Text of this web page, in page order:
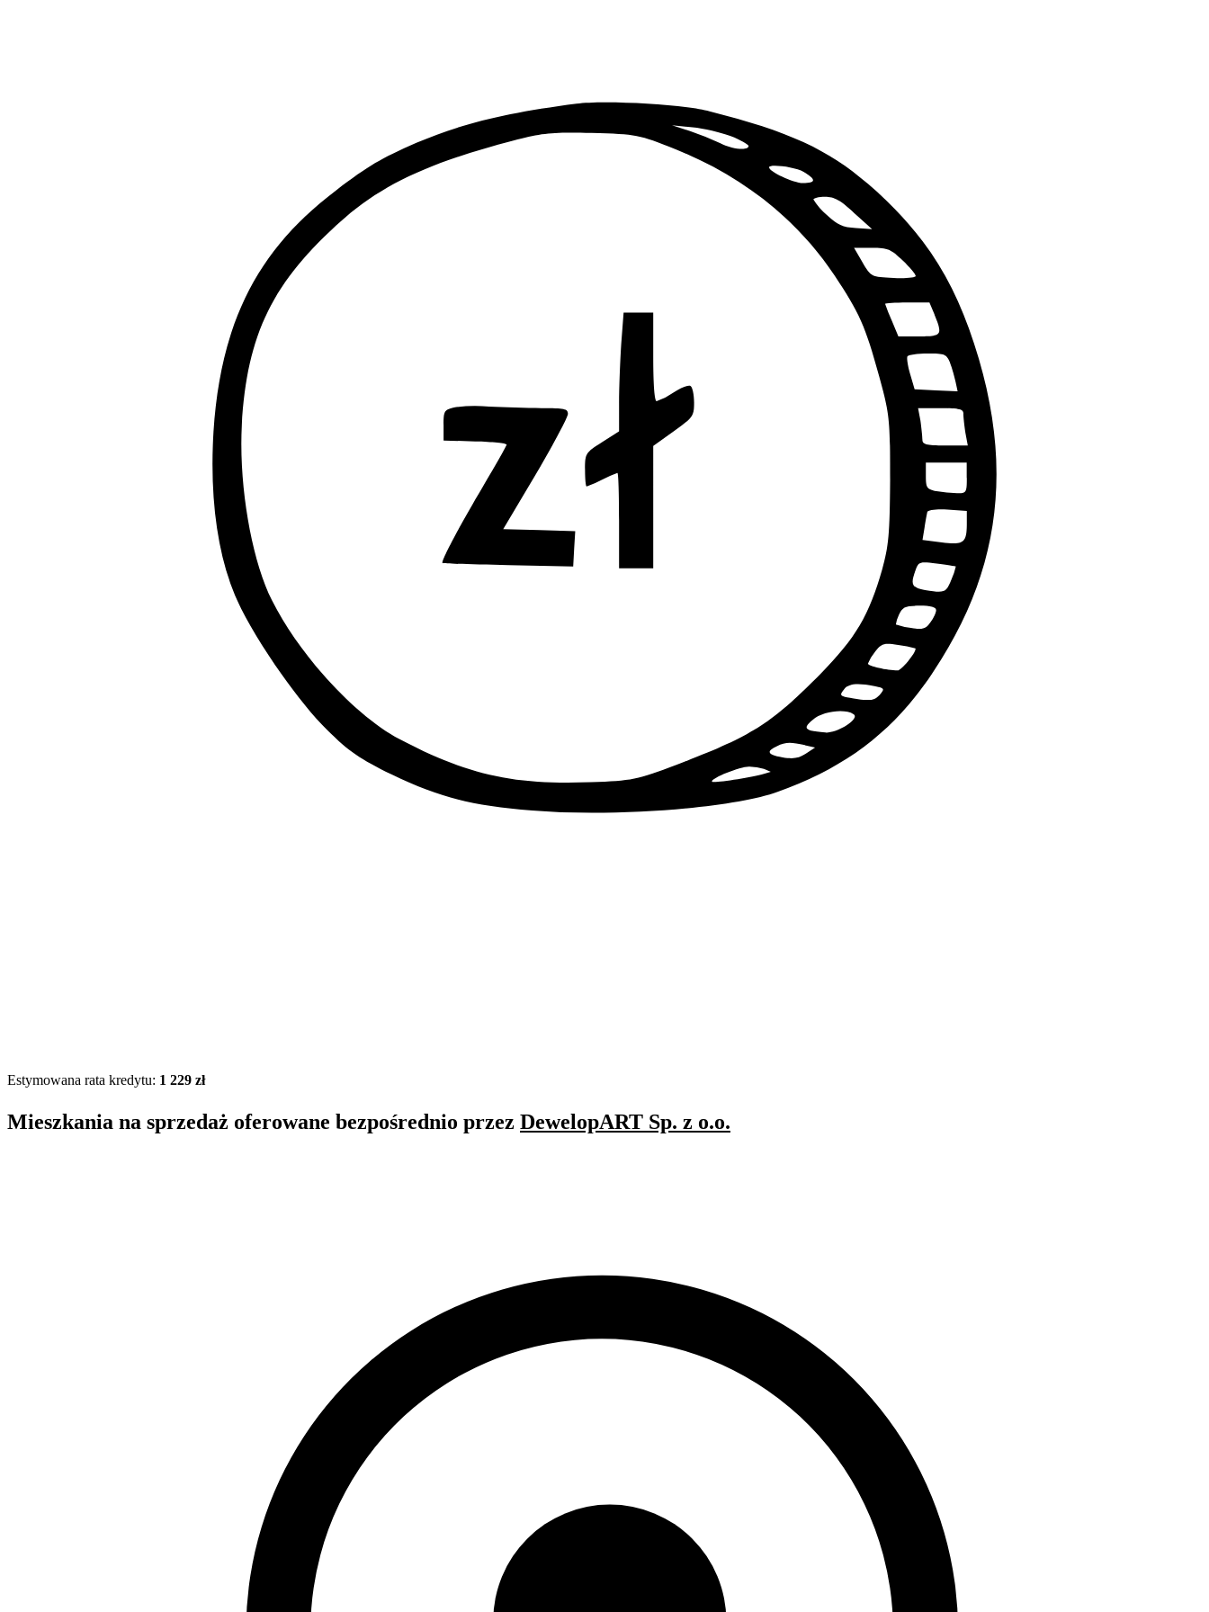
Estymowana rata kredytu: 1 229 zł
Mieszkania na sprzedaż oferowane bezpośrednio przez DewelopART Sp. z o.o.